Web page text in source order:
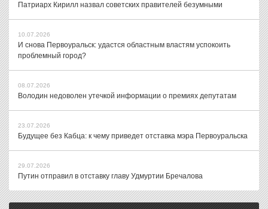
Патриарх Кирилл назвал советских правителей безумными
10.07.2026
И снова Первоуральск: удастся областным властям успокоить
проблемный город?
08.07.2026
Володин недоволен утечкой информации о премиях депутатам
23.07.2026
Будущее без Кабца: к чему приведет отставка мэра Первоуральска
29.07.2026
Путин отправил в отставку главу Удмуртии Бречалова